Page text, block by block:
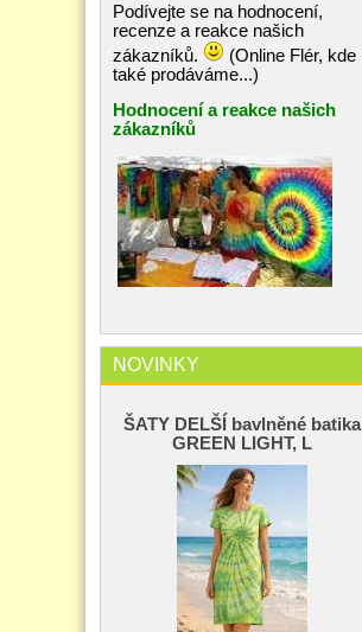
Podívejte se na hodnocení,
recenze a reakce našich
zákazníků.
(Online Flér, kde
také prodáváme...)
Hodnocení a reakce našich
zákazníků
NOVINKY
ŠATY DELŠÍ bavlněné batika
GREEN LIGHT, L